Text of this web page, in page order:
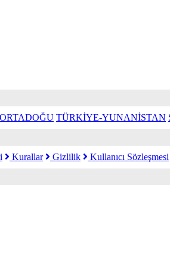
ORTADOĞU TÜRKİYE-YUNANİSTAN
Kurallar Gizlilik Kullanıcı Sözleşmesi